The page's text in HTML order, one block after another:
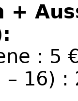
+
: 5
– 16) :